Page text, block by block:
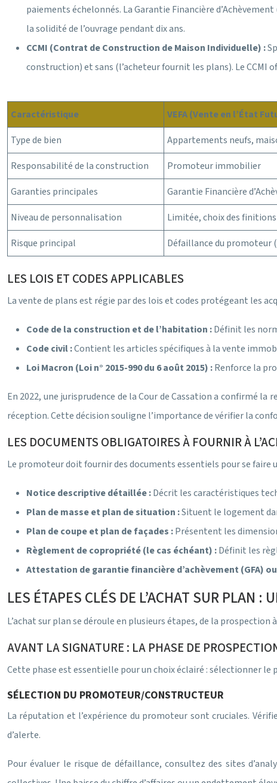
paiements échelonnés. La Garantie Financière
la solidité de l’ouvrage pendant dix ans.
CCMI (Contrat de Construction de Maison Individuelle) :
construction) et sans (l’acheteur fournit les plans). Le
Caractéristique VEFA (Vente en l’État
Type de bien
Appartements neufs,
Responsabilité de la construction
Promoteur immobilier
Garanties principales
Garantie Financière
Niveau de personnalisation
Limitée, choix des finitions
Risque principal
Défaillance du promoteur
LES LOIS ET CODES APPLICABLES
La vente de plans est régie par des lois et codes protégeant les
Code de la construction et de l’habitation :Définit les
Code civil :Contient les articles spécifiques à la vente
Loi Macron (Loi n° 2015-990 du 6 août 2015) :Renforce la
En 2022, une jurisprudence de la Cour de Cassation a confirmé
réception. Cette décision souligne l’importance de vérifier la
LES DOCUMENTS OBLIGATOIRES À FOURNIR À
Le promoteur doit fournir des documents essentiels pour se
Notice descriptive détaillée :Décrit les caractéristiques
Plan de masse et plan de situation :Situent le logement
Plan de coupe et plan de façades :Présentent les
Règlement de copropriété (le cas échéant) :Définit les
Attestation de garantie financière d’achèvement (GFA)
LES ÉTAPES CLÉS DE L’ACHAT SUR PLAN :
L’achat sur plan se déroule en plusieurs étapes, de la
AVANT LA SIGNATURE : LA PHASE DE
Cette phase est essentielle pour un choix éclairé : sélectionner
SÉLECTION DU PROMOTEUR/CONSTRUCTEUR
La réputation et l’expérience du promoteur sont cruciales.
d’alerte.
Pour évaluer le risque de défaillance, consultez des sites